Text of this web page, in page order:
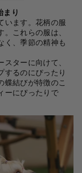
まり
います。花柄の服
これらの服は、
く、季節の精神も
ターに向けて、
するのにぴったり
蝶結びが特徴のこ
ーにぴったりで